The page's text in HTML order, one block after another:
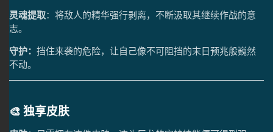
灵魂提取：将敌人的精华强行剥离，不断汲取其继续作战的意
志。
守护： 挡住来袭的危险，让自己像不可阻挡的末日预兆般巍然
不动。
🎨 独享皮肤